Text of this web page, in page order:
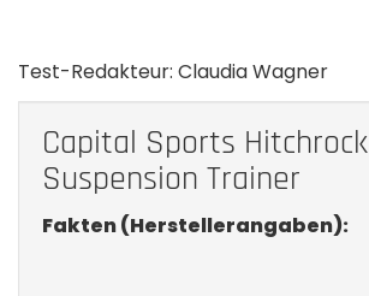
Test-Redakteur: Claudia Wagner
Capital Sports Hitchrock
Suspension Trainer
Fakten (Herstellerangaben):